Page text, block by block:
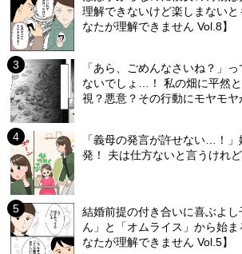
理解できないけど楽しまない
なたが理解できません Vol.8】
「あら、ごめんなさいね？」
ないでしょ…！ 私の畑に平然
視？悪意？その行動にモヤモ
「義母の発言が許せない…！
発！ 夫は仕方ないと言うけれ
結婚前提の付き合いに喜ぶよ
ん」と「オムライス」から始
なたが理解できません Vol.5】